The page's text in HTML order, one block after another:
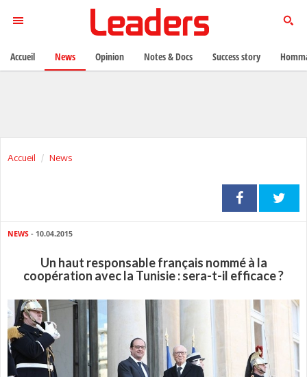
Accueil News
NEWS - 10.04.2015
Un haut responsable français nommé à la
coopération avec la Tunisie : sera-t-il efficace ?
Accueil News Opinion Notes & Docs Success story